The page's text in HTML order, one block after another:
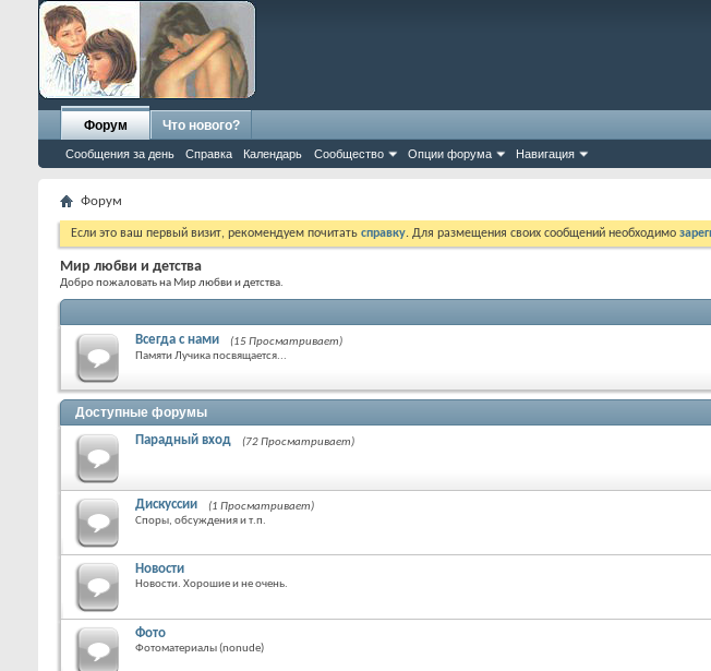
Форум
Сообщения за день Справка Календарь Сообщество Опции форума Навигация
Что нового?
Форум
Если это ваш первый визит, рекомендуем почитать справку. Для размещения своих сообщений необходимо
Мир любви и детства
Добро пожаловать на Мир любви и детства.
Всегда с нами
(15 Просматривает)
Памяти Лучика посвящается...
Доступные форумы
Парадный вход (72 Просматривает)
Дискуссии
(1 Просматривает)
Споры, обсуждения и т.п.
Новости
Новости. Хорошие и не очень.
Фото
Фотоматериалы (nonude)